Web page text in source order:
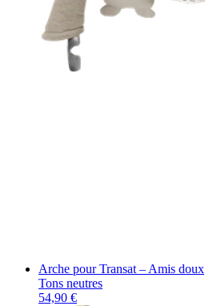
Arche pour Transat – Amis doux
Tons neutres
54,90 €